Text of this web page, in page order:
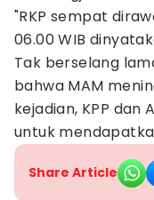
"RKP sempat
06.00 WIB
Tak berselang
bahwa MAM
kejadian, KPP dan
untuk
Share Article